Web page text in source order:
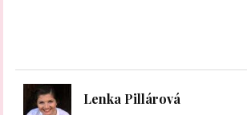
Lenka Pillárová